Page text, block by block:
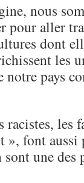
nous
pour aller
dont
les
pays
les
», font aussi
une des